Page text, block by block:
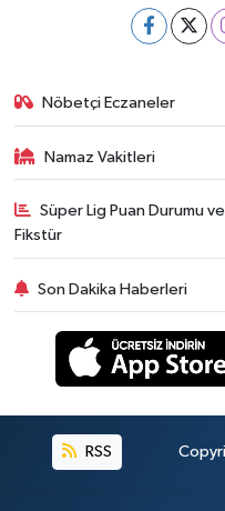
Nöbetçi Eczaneler
Namaz Vakitleri
Süper Lig Puan Durumu ve
Fikstür
Son Dakika Haberleri
RSS